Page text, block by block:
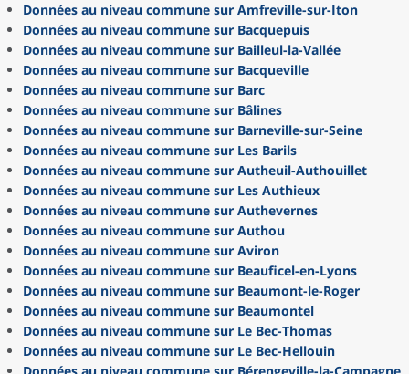
Données au niveau commune sur Amfreville-sur-Iton
Données au niveau commune sur Bacquepuis
Données au niveau commune sur Bailleul-la-Vallée
Données au niveau commune sur Bacqueville
Données au niveau commune sur Barc
Données au niveau commune sur Bâlines
Données au niveau commune sur Barneville-sur-Seine
Données au niveau commune sur Les Barils
Données au niveau commune sur Autheuil-Authouillet
Données au niveau commune sur Les Authieux
Données au niveau commune sur Authevernes
Données au niveau commune sur Authou
Données au niveau commune sur Aviron
Données au niveau commune sur Beauficel-en-Lyons
Données au niveau commune sur Beaumont-le-Roger
Données au niveau commune sur Beaumontel
Données au niveau commune sur Le Bec-Thomas
Données au niveau commune sur Le Bec-Hellouin